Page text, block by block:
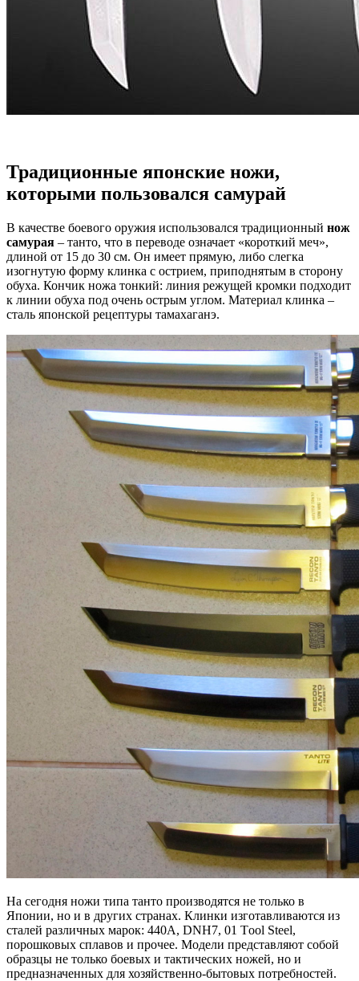
Традиционные японские ножи,
которыми пользовался самурай
В качестве боевого оружия использовался традиционный нож
самурая – танто, что в переводе означает «короткий меч»,
длиной от 15 до 30 см. Он имеет прямую, либо слегка
изогнутую форму клинка с острием, приподнятым в сторону
обуха. Кончик ножа тонкий: линия режущей кромки подходит
к линии обуха под очень острым углом. Материал клинка –
сталь японской рецептуры тамахаганэ.
На сегодня ножи типа танто производятся не только в
Японии, но и в других странах. Клинки изготавливаются из
сталей различных марок: 440А, DNH7, 01 Тool Steel,
порошковых сплавов и прочее. Модели представляют собой
образцы не только боевых и тактических ножей, но и
предназначенных для хозяйственно-бытовых потребностей.